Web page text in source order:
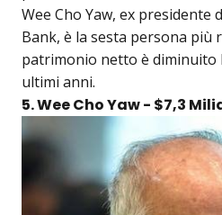
Wee Cho Yaw, ex presidente
Bank, è la sesta persona più
patrimonio netto è diminuito
ultimi anni.
5. Wee Cho Yaw - $7,3